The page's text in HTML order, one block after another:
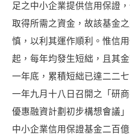
足之中小企業提供信用保證
取得所需之資金，故該基金
慎，以利其運作順利。惟信
起，每年均發生短絀，且其
一年底，累積短絀已達二二
一年九月十八日召開之「研
優惠融資計劃初步構想會議
中小企業信用保證基金二百